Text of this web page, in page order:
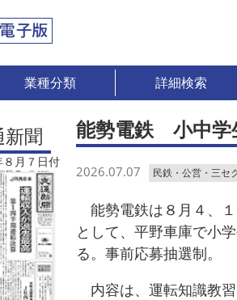
業種分類 詳細検索
聞
月７日付
能勢電鉄 小中
2026.07.07 民鉄・公営・三セ
能勢電鉄は８月４、
として、平野車庫で小
る。事前応募抽選制。
内容は、運転知識教